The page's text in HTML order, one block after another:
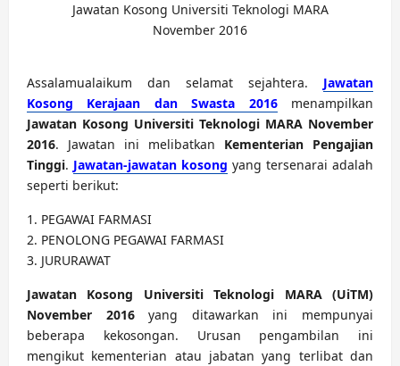
Jawatan Kosong Universiti Teknologi MARA
November 2016
Assalamualaikum dan selamat sejahtera. Jawatan
Kosong Kerajaan dan Swasta 2016menampilkan
Jawatan Kosong Universiti Teknologi MARA November
2016. Jawatan ini melibatkan Kementerian Pengajian
Tinggi. Jawatan-jawatan kosong yang tersenarai adalah
seperti berikut:
1. PEGAWAI FARMASI
2. PENOLONG PEGAWAI FARMASI
3. JURURAWAT
Jawatan Kosong Universiti Teknologi MARA (UiTM)
November 2016yang ditawarkan ini mempunyai
beberapa kekosongan. Urusan pengambilan ini
mengikut kementerian atau jabatan yang terlibat dan